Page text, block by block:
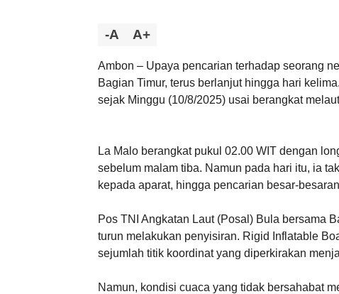
-A A+
Ambon – Upaya pencarian terhadap seorang
Bagian Timur, terus berlanjut hingga hari
sejak Minggu (10/8/2025) usai berangkat
La Malo berangkat pukul 02.00 WIT dengan
sebelum malam tiba. Namun pada hari itu, ia
kepada aparat, hingga pencarian besar-
Pos TNI Angkatan Laut (Posal) Bula bersama
turun melakukan penyisiran. Rigid Inflatable
sejumlah titik koordinat yang diperkirakan
Namun, kondisi cuaca yang tidak bersahabat